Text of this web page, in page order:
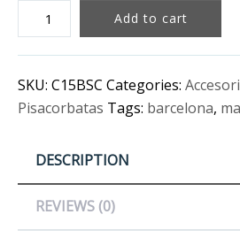
PISACORBATA
BARCELONA
quantity
Add to cart
SKU: C15BSC Categories:
Pisacorbatas Tags: barcelona,
DESCRIPTION
REVIEWS (0)